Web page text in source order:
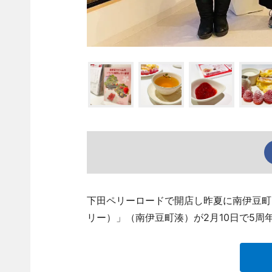
下田ペリーロードで開店し昨夏に南伊豆
リー）」（南伊豆町湊）が2月10日で5周